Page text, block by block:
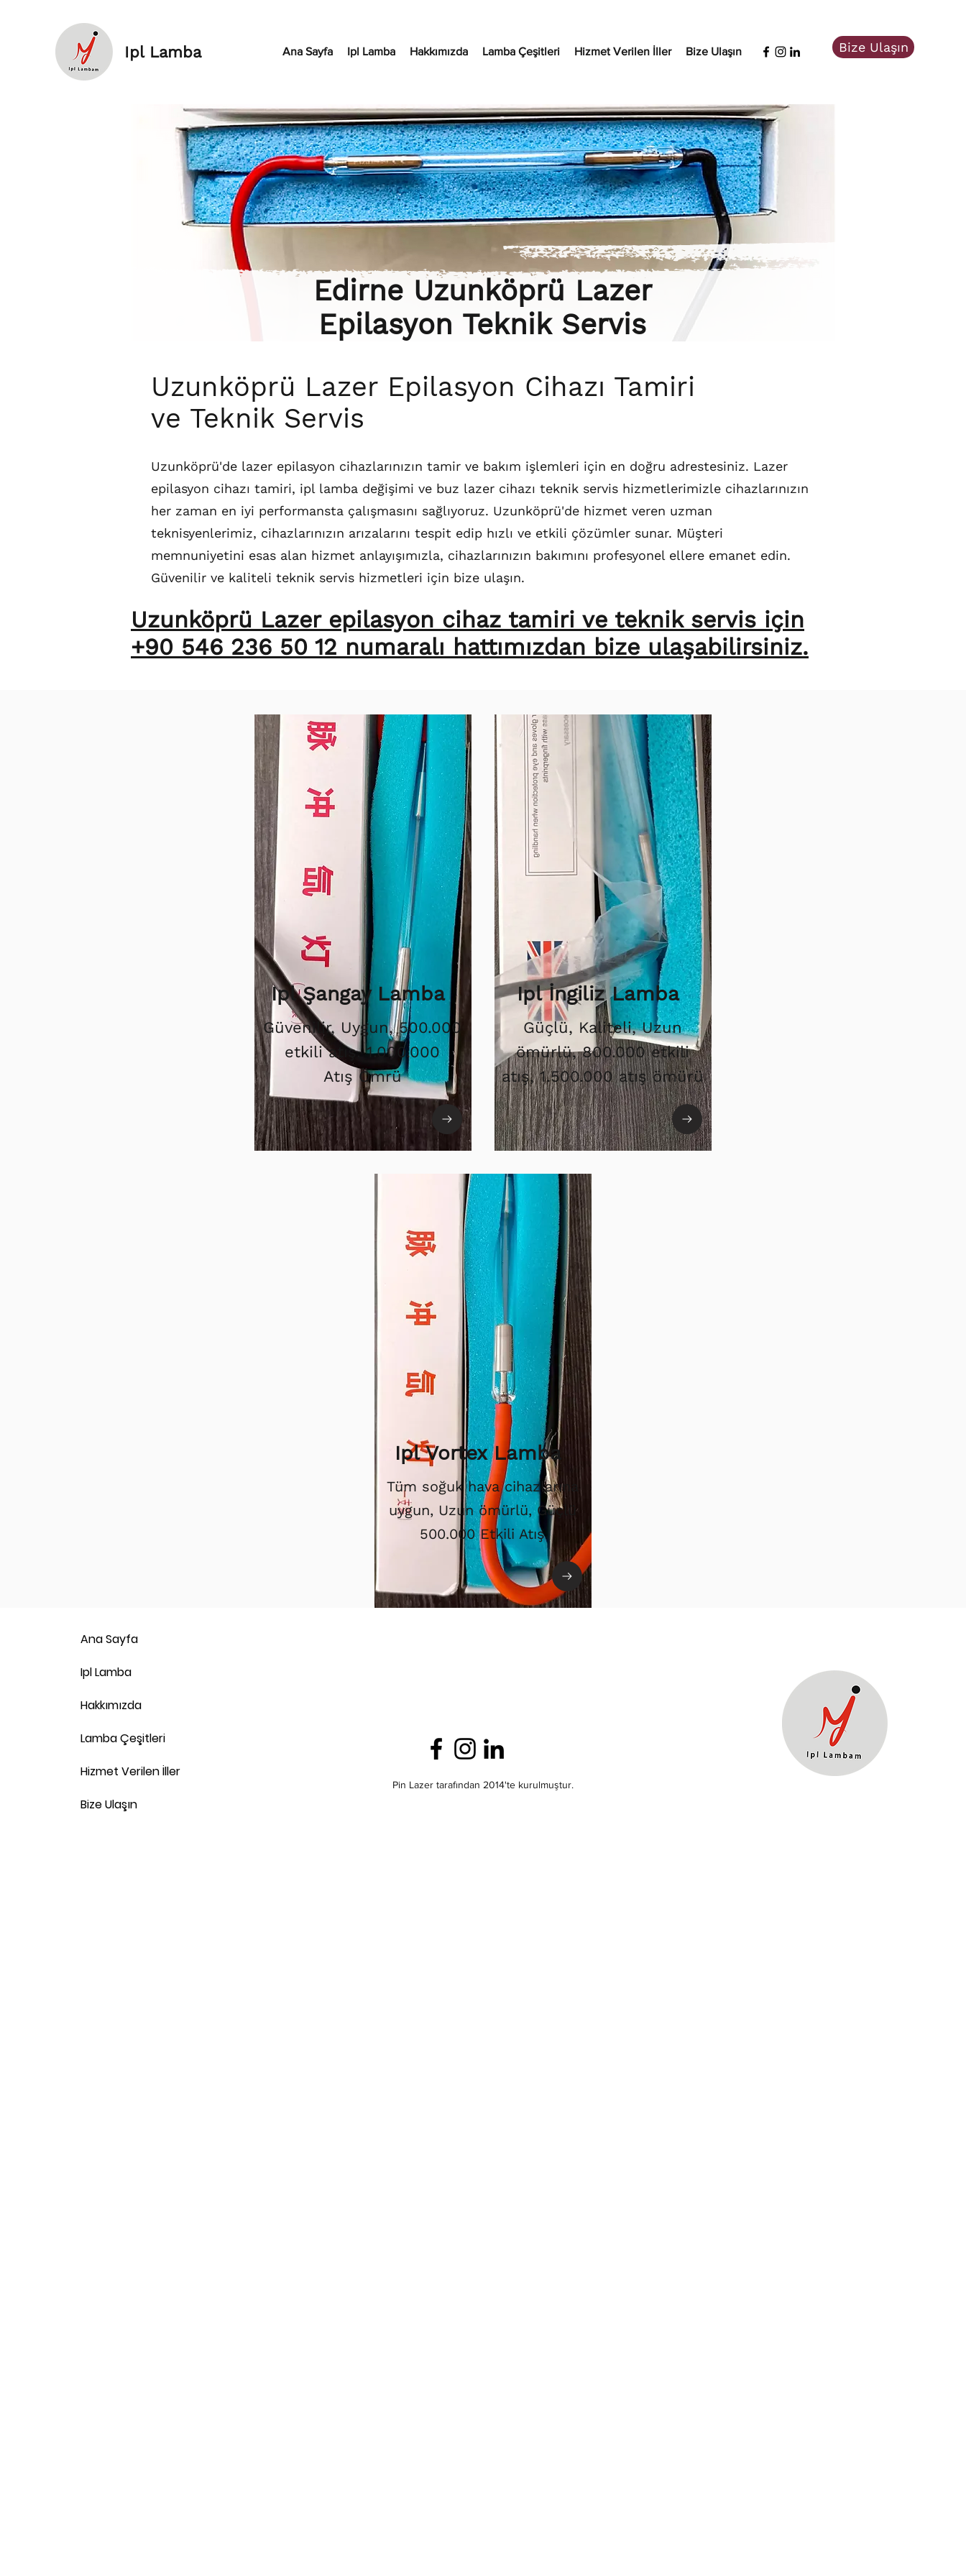
Ipl Lamba Ana Sayfa Ipl Lamba Hakkımızda Lamba Çeşitleri Hizmet Verilen İller Bize Ulaşın Bize Ulaşın
Edirne Uzunköprü Lazer
Epilasyon Teknik Servis
Uzunköprü Lazer Epilasyon Cihazı Tamiri
ve Teknik Servis
Uzunköprü'de lazer epilasyon cihazlarınızın tamir ve bakım işlemleri için en doğru adrestesiniz. Lazer
epilasyon cihazı tamiri, ipl lamba değişimi ve buz lazer cihazı teknik servis hizmetlerimizle cihazlarınızın
her zaman en iyi performansta çalışmasını sağlıyoruz. Uzunköprü'de hizmet veren uzman
teknisyenlerimiz, cihazlarınızın arızalarını tespit edip hızlı ve etkili çözümler sunar. Müşteri
memnuniyetini esas alan hizmet anlayışımızla, cihazlarınızın bakımını profesyonel ellere emanet edin.
Güvenilir ve kaliteli teknik servis hizmetleri için bize ulaşın.
Uzunköprü Lazer epilasyon cihaz tamiri ve teknik servis için
+90 546 236 50 12 numaralı hattımızdan bize ulaşabilirsiniz.
Ipl Şangay Lamba
Güvenilir, Uygun, 500.000
etkili atış. 1.000.000
Atış Ömrü
Ipl İngiliz Lamba
Güçlü, Kaliteli, Uzun
ömürlü, 800.000 etkili
atış, 1.500.000 atış ömürü
Ipl Vortex Lamba
Tüm soğuk hava cihazlarına
uygun, Uzun ömürlü, Güçlü
500.000 Etkili Atış
Ana Sayfa
Ipl Lamba
Hakkımızda
Lamba Çeşitleri
Hizmet Verilen İller
Bize Ulaşın
Pin Lazer tarafından 2014'te kurulmuştur.